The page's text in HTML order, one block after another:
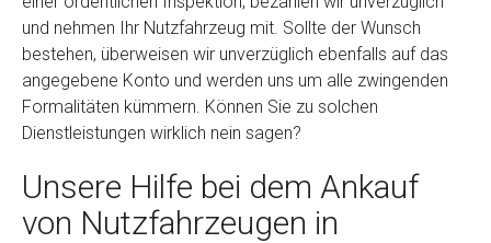
und nehmen Ihr Nutzfahrzeug mit. Sollte der Wunsch
bestehen, überweisen wir unverzüglich ebenfalls auf das
angegebene Konto und werden uns um alle zwingenden
Formalitäten kümmern. Können Sie zu solchen
Dienstleistungen wirklich nein sagen?
Unsere Hilfe bei dem Ankauf
von Nutzfahrzeugen in